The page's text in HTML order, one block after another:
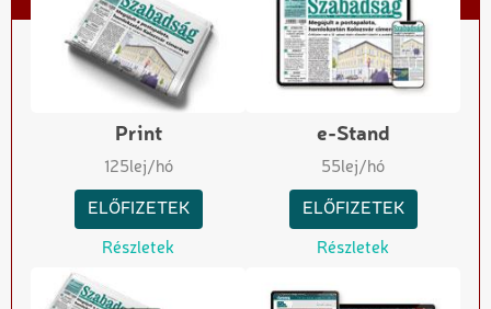
Print
125lej/hó
ELŐFIZETEK
Részletek
e-Stand
55lej/hó
ELŐFIZETEK
Részletek